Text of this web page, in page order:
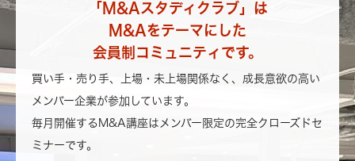
「M&Aスタディクラブ」は
M&Aをテーマにした
会員制コミュニティです。
買い手・売り手、上場・未上場関係なく、成長意欲の高い
メンバー企業が参加しています。
毎月開催するM&A講座はメンバー限定の完全クローズドセ
ミナーです。